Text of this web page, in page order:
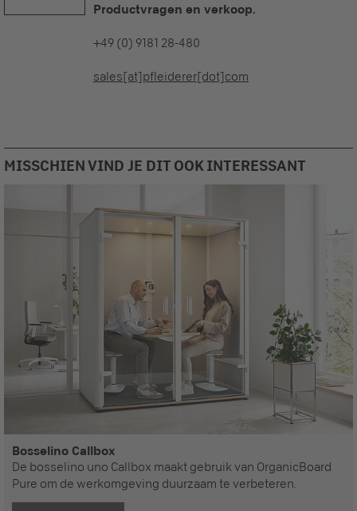
Productvragen en verkoop.
+49 (0) 9181 28-480
sales[at]pfleiderer[dot]com
MISSCHIEN VIND JE DIT OOK INTERESSANT
Bosselino Callbox
De bosselino uno Callbox maakt gebruik van OrganicBoard
Pure om de werkomgeving duurzaam te verbeteren.